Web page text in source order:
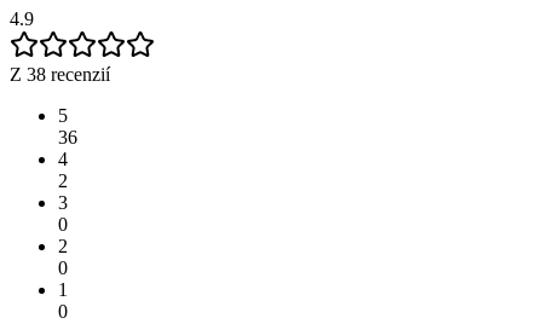
4.9
Z 38 recenzií
5
36
4
2
3
0
2
0
1
0